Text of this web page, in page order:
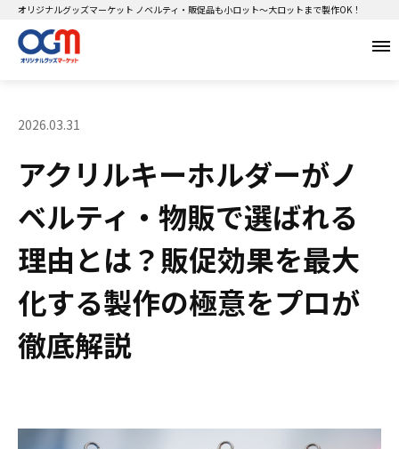
オリジナルグッズマーケット ノベルティ・販促品も小ロット～大ロットまで製作OK！
2026.03.31
アクリルキーホルダーがノ
ベルティ・物販で選ばれる
理由とは？販促効果を最大
化する製作の極意をプロが
徹底解説